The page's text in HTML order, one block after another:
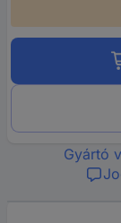
Gyártó